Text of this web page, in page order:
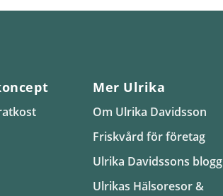
Mer Ulrika
Om Ulrika Davidsson
Friskvård för företag
Ulrika Davidssons blogg
Ulrikas Hälsoresor &